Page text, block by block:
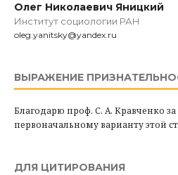
Олег Николаевич Яницкий
Институт социологии РАН
oleg.yanitsky@yandex.ru
ВЫРАЖЕНИЕ
Благодарю проф. С. А. Кравченко
первоначальному варианту этой
ДЛЯ ЦИТИРОВАНИЯ